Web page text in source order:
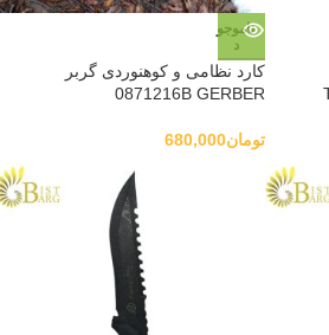
ناموجو
د
کارد نظامی و کوهنوردی گربر
0871216B GERBER
تومان680,000